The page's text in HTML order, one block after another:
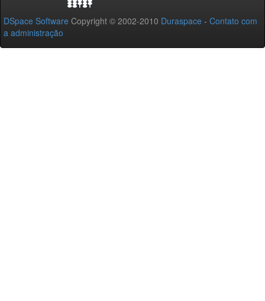
DSpace Software Copyright © 2002-2010 Duraspace - Contato com
a administração